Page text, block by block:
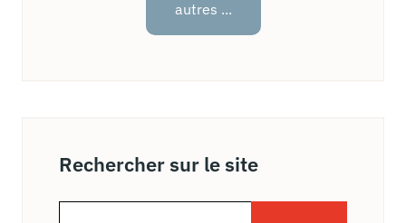
autres ...
Rechercher sur le site